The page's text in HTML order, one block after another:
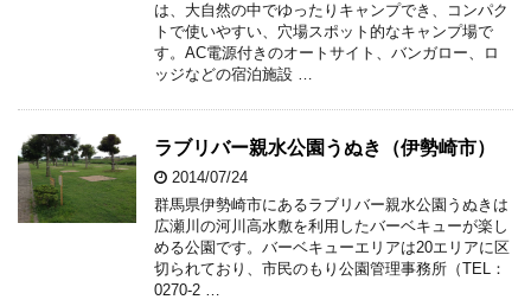
は、大自然の中でゆったりキャンプでき、コンパク
トで使いやすい、穴場スポット的なキャンプ場で
す。AC電源付きのオートサイト、バンガロー、ロ
ッジなどの宿泊施設 …
ラブリバー親水公園うぬき（伊勢崎市）
2014/07/24
群馬県伊勢崎市にあるラブリバー親水公園うぬきは
広瀬川の河川高水敷を利用したバーベキューが楽し
める公園です。バーベキューエリアは20エリアに区
切られており、市民のもり公園管理事務所（TEL：
0270-2 …